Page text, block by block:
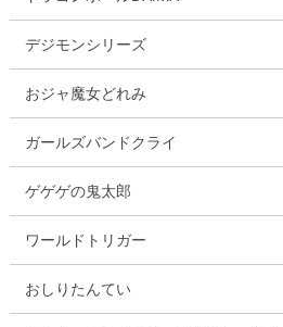
デジモンシリーズ
おジャ魔女どれみ
ガールズバンドクライ
ゲゲゲの鬼太郎
ワールドトリガー
おしりたんてい